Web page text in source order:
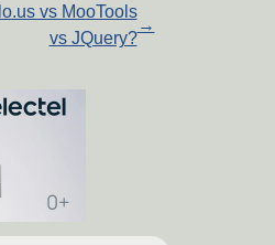
vs MooTools
vs JQuery?
→